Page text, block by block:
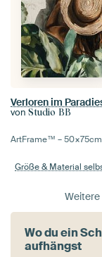
Verloren im
von Studio BB
ArtFrame™ –50×75cm
Größe & Material
Weitere
Wo du ein
aufhängst